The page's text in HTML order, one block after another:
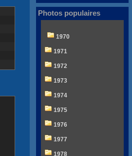
Photos populaires
1970
1971
1972
1973
1974
1975
1976
1977
1978